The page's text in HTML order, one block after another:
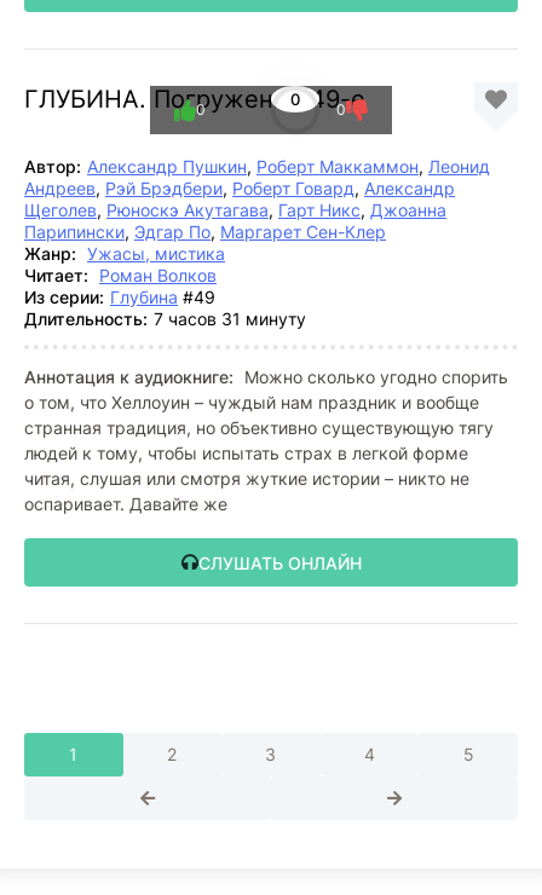
ГЛУБИНА. Погружение 49-е
0
0 0
Автор: Александр Пушкин, Роберт Маккаммон, Леонид
Андреев, Рэй Брэдбери, Роберт Говард, Александр
Щеголев, Рюноскэ Акутагава, Гарт Никс, Джоанна
Парипински, Эдгар По, Маргарет Сен-Клер
Жанр: Ужасы, мистика
Читает:
Роман Волков
Из серии: Глубина #49
Длительность: 7 часов 31 минуту
Аннотация к аудиокниге:
Можно сколько угодно спорить
о том, что Хеллоуин – чуждый нам праздник и вообще
странная традиция, но объективно существующую тягу
людей к тому, чтобы испытать страх в легкой форме
читая, слушая или смотря жуткие истории – никто не
оспаривает. Давайте же
СЛУШАТЬ ОНЛАЙН
1 2 3 4 5